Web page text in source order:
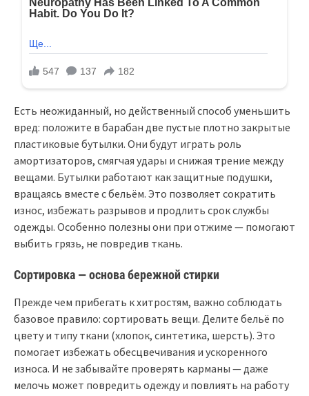
Есть неожиданный, но действенный способ уменьшить
вред: положите в барабан две пустые плотно закрытые
пластиковые бутылки. Они будут играть роль
амортизаторов, смягчая удары и снижая трение между
вещами. Бутылки работают как защитные подушки,
вращаясь вместе с бельём. Это позволяет сократить
износ, избежать разрывов и продлить срок службы
одежды. Особенно полезны они при отжиме — помогают
выбить грязь, не повредив ткань.
Сортировка — основа бережной стирки
Прежде чем прибегать к хитростям, важно соблюдать
базовое правило: сортировать вещи. Делите бельё по
цвету и типу ткани (хлопок, синтетика, шерсть). Это
помогает избежать обесцвечивания и ускоренного
износа. И не забывайте проверять карманы — даже
мелочь может повредить одежду и повлиять на работу